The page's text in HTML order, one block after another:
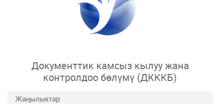
Документтик камсыз кылуу жана
контролдоо бөлүмү (ДКККБ)
Жаңылыктар